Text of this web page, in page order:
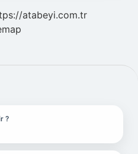
atabeyi.com.tr
?